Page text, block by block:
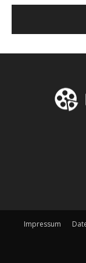
Impressum